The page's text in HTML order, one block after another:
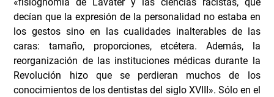
«fisiognomía de Lavater y las ciencias racistas, que
decían que la expresión de la personalidad no estaba en
los gestos sino en las cualidades inalterables de las
caras: tamaño, proporciones, etcétera. Además, la
reorganización de las instituciones médicas durante la
Revolución hizo que se perdieran muchos de los
conocimientos de los dentistas del siglo XVIII». Sólo en el